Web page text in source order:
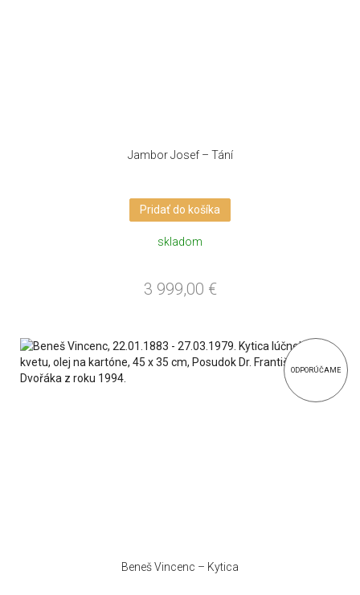
Jambor Josef – Tání
Pridať do košíka
skladom
3 999,00 €
ODPORÚČAME
Beneš Vincenc – Kytica